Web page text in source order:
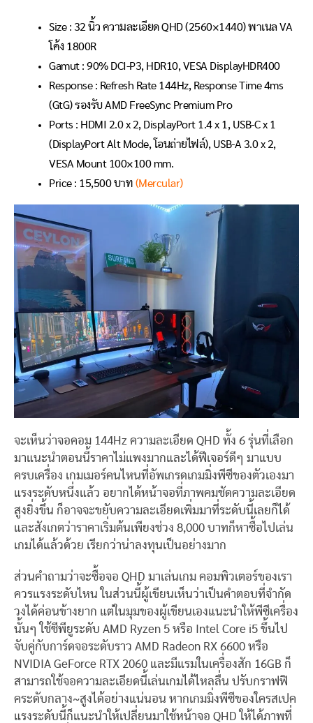
Size : 32 นิ้ว ความละเอียด QHD (2560×1440) พาเนล VA
โค้ง 1800R
Gamut : 90% DCI-P3, HDR10, VESA DisplayHDR400
Response : Refresh Rate 144Hz, Response Time 4ms
(GtG) รองรับ AMD FreeSync Premium Pro
Ports : HDMI 2.0 x 2, DisplayPort 1.4 x 1, USB-C x 1
(DisplayPort Alt Mode, โอนถ่ายไฟล์), USB-A 3.0 x 2,
VESA Mount 100×100 mm.
Price : 15,500 บาท (Mercular)
จะเห็นว่าจอคอม 144Hz ความละเอียด QHD ทั้ง 6 รุ่นที่เลือก
มาแนะนำตอนนี้ราคาไม่แพงมากและได้ฟีเจอร์ดีๆ มาแบบ
ครบเครื่อง เกมเมอร์คนไหนที่อัพเกรดเกมมิ่งพีซีของตัวเองมา
แรงระดับหนึ่งแล้ว อยากได้หน้าจอที่ภาพคมชัดความละเอียด
สูงยิ่งขึ้น ก็อาจจะขยับความละเอียดเพิ่มมาที่ระดับนี้เลยก็ได้
และสังเกตว่าราคาเริ่มต้นเพียงช่วง 8,000 บาทก็หาซื้อไปเล่น
เกมได้แล้วด้วย เรียกว่าน่าลงทุนเป็นอย่างมาก
ส่วนคำถามว่าจะซื้อจอ QHD มาเล่นเกม คอมพิวเตอร์ของเรา
ควรแรงระดับไหน ในส่วนนี้ผู้เขียนเห็นว่าเป็นคำตอบที่จำกัด
วงได้ค่อนข้างยาก แต่ในมุมของผู้เขียนเองแนะนำให้พีซีเครื่อง
นั้นๆ ใช้ซีพียูระดับ AMD Ryzen 5 หรือ Intel Core i5 ขึ้นไป
จับคู่กับการ์ดจอระดับราว AMD Radeon RX 6600 หรือ
NVIDIA GeForce RTX 2060 และมีแรมในเครื่องสัก 16GB ก็
สามารถใช้จอความละเอียดนี้เล่นเกมได้ไหลลื่น ปรับกราฟฟิ
คระดับกลาง~สูงได้อย่างแน่นอน หากเกมมิ่งพีซีของใครสเปค
แรงระดับนี้ก็แนะนำให้เปลี่ยนมาใช้หน้าจอ QHD ให้ได้ภาพที่